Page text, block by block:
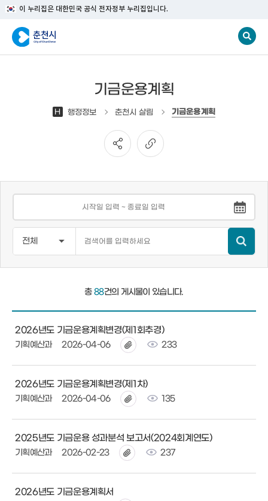
이 누리집은 대한민국 공식 전자정부 누리집입니다.
기금운용계획
H 행정정보 춘천시 살림 기금운용계획
총88건의 게시물이 있습니다.
2026년도 기금운용계획변경(제1회추경)
기획예산과 2026-04-06 233
2026년도 기금운용계획변경(제1차)
기획예산과 2026-04-06 135
2025년도 기금운용 성과분석 보고서(2024회계연도)
기획예산과 2026-02-23 237
2026년도 기금운용계획서